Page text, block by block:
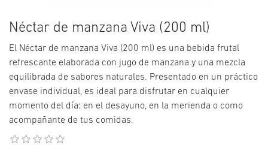
Néctar de manzana Viva (200 ml)
El Néctar de manzana Viva (200 ml) es una bebida frutal
refrescante elaborada con jugo de manzana y una mezcla
equilibrada de sabores naturales. Presentado en un práctico
envase individual, es ideal para disfrutar en cualquier
momento del día: en el desayuno, en la merienda o como
acompañante de tus comidas.